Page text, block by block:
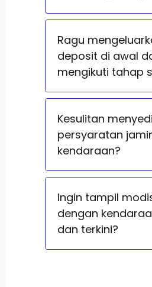
Ragu
deposit di awal
mengikuti tahap
Kesulitan
persyaratan
kendaraan?
Ingin tampil
dengan
dan terkini?